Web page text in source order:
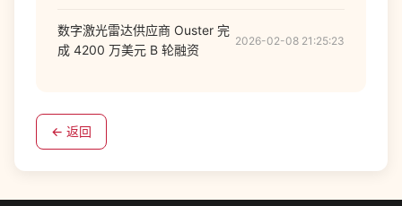
数字激光雷达供应商 Ouster 完
成 4200 万美元 B 轮融资
2026-02-08 21:25:23
← 返回